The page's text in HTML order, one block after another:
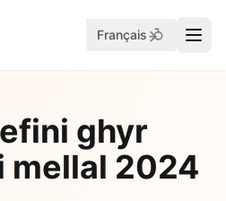
Français
ghyr
mellal 2024